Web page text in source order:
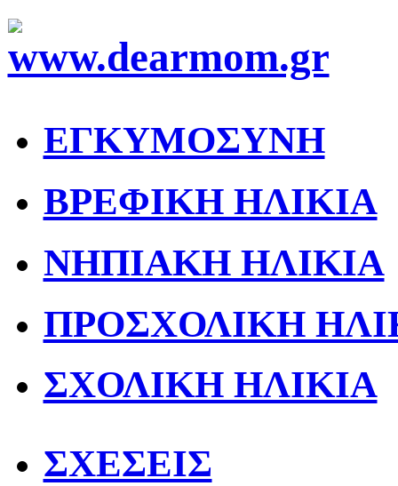
ΕΓΚΥΜΟΣΥΝΗ
ΒΡΕΦΙΚΗ ΗΛΙΚΙΑ
ΝΗΠΙΑΚΗ ΗΛΙΚΙΑ
ΠΡΟΣΧΟΛΙΚΗ
ΣΧΟΛΙΚΗ ΗΛΙΚΙΑ
ΣΧΕΣΕΙΣ